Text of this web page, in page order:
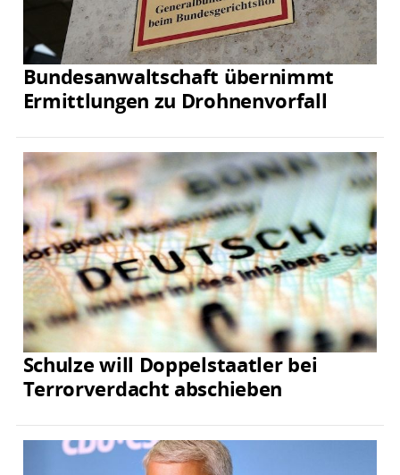
Bundesanwaltschaft übernimmt
Ermittlungen zu Drohnenvorfall
Schulze will Doppelstaatler bei
Terrorverdacht abschieben